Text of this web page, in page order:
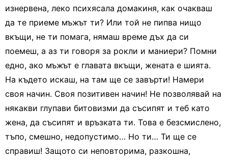
изнервена, леко психясала домакиня, как очакваш
да те приеме мъжът ти? Или той не пипва нищо
вкъщи, не ти помага, нямаш време дъх да си
поемеш, а аз ти говоря за рокли и маниери? Помни
едно, ако мъжът е главата вкъщи, жената е шията.
На където искаш, на там ще се завърти! Намери
своя начин. Своя позитивен начин! Не позволявай на
някакви глупави битовизми да съсипят и теб като
жена, да съсипят и връзката ти. Това е безсмислено,
тъпо, смешно, недопустимо… Но ти… Ти ще се
справиш! Защото си неповторима, разкошна,